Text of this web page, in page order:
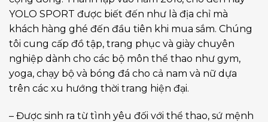
YOLO SPORT được biết đến như là địa chỉ mà
khách hàng ghé đến đầu tiên khi mua sắm. Chúng
tôi cung cấp đồ tập, trang phục và giày chuyên
nghiệp dành cho các bộ môn thể thao như gym,
yoga, chạy bộ và bóng đá cho cả nam và nữ dựa
trên các xu hướng thời trang hiện đại.
– Được sinh ra từ tình yêu đối với thể thao, sứ mệnh